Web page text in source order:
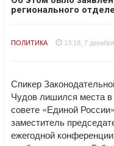
регионального
ПОЛИТИКА 13:18, 7
Спикер
Чудов лишился места в
совете «Единой
заместитель
ежегодной